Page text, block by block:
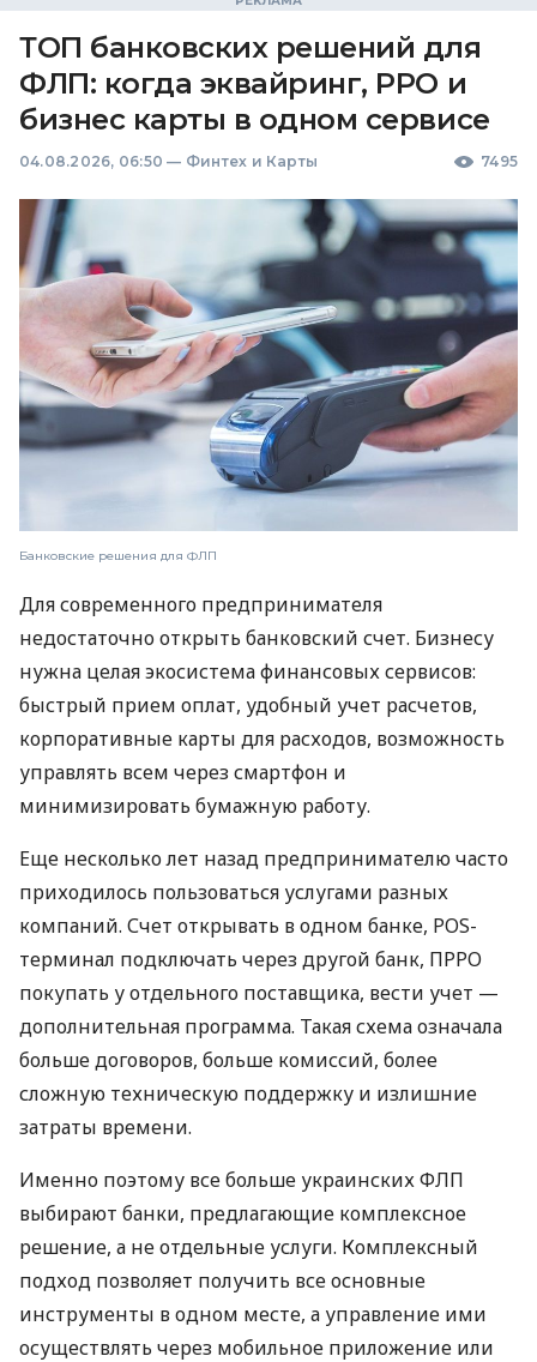
ТОП банковских решений для
ФЛП: когда эквайринг, РРО и
бизнес карты в одном сервисе
04.08.2026, 06:50 — Финтех и Карты 7495
Банковские решения для ФЛП
Для современного предпринимателя
недостаточно открыть банковский счет. Бизнесу
нужна целая экосистема финансовых сервисов:
быстрый прием оплат, удобный учет расчетов,
корпоративные карты для расходов, возможность
управлять всем через смартфон и
минимизировать бумажную работу.
Еще несколько лет назад предпринимателю часто
приходилось пользоваться услугами разных
компаний. Счет открывать в одном банке, POS-
терминал подключать через другой банк, ПРРО
покупать у отдельного поставщика, вести учет —
дополнительная программа. Такая схема означала
больше договоров, больше комиссий, более
сложную техническую поддержку и излишние
затраты времени.
Именно поэтому все больше украинских ФЛП
выбирают банки, предлагающие комплексное
решение, а не отдельные услуги. Комплексный
подход позволяет получить все основные
инструменты в одном месте, а управление ими
осуществлять через мобильное приложение или